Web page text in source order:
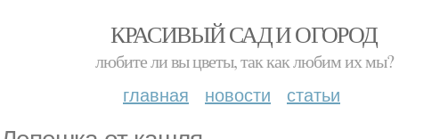
КРАСИВЫЙ САД И ОГОРОД
любите ли вы цветы, так как любим их мы?
главная новости статьи